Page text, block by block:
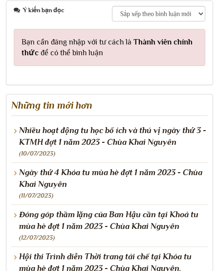
Ý kiến bạn đọc
Bạn cần đăng nhập với tư cách là Thành viên chính
thức để có thể bình luận
Những tin mới hơn
Nhiều hoạt động tu học bổ ích và thú vị ngày thứ 3 -
KTMH đợt 1 năm 2023 - Chùa Khai Nguyên
(10/07/2023)
Ngày thứ 4 Khóa tu mùa hè đợt 1 năm 2023 - Chùa
Khai Nguyên
(11/07/2023)
Đóng góp thầm lặng của Ban Hậu cần tại Khoá tu
mùa hè đợt 1 năm 2023 - Chùa Khai Nguyên
(12/07/2023)
Hội thi Trình diễn Thời trang tái chế tại Khóa tu
mùa hè đợt 1 năm 2023 - Chùa Khai Nguyên.